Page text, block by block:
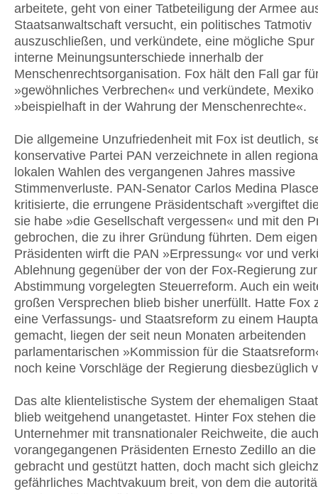
arbeitete, geht von einer Tatbeteiligung der Armee
Staatsanwaltschaft versucht, ein politisches Tatmotiv
auszuschließen, und verkündete, eine mögliche Spur
interne Meinungsunterschiede innerhalb der
Menschenrechtsorganisation. Fox hält den Fall gar
»gewöhnliches Verbrechen« und verkündete, Mexiko
»beispielhaft in der Wahrung der Menschenrechte«.
Die allgemeine Unzufriedenheit mit Fox ist deutlich,
konservative Partei PAN verzeichnete in allen
lokalen Wahlen des vergangenen Jahres massive
Stimmenverluste. PAN-Senator Carlos Medina
kritisierte, die errungene Präsidentschaft »vergiftet
sie habe »die Gesellschaft vergessen« und mit den
gebrochen, die zu ihrer Gründung führten. Dem
Präsidenten wirft die PAN »Erpressung« vor und
Ablehnung gegenüber der von der Fox-Regierung zur
Abstimmung vorgelegten Steuerreform. Auch ein
großen Versprechen blieb bisher unerfüllt. Hatte Fox
eine Verfassungs- und Staatsreform zu einem
gemacht, liegen der seit neun Monaten arbeitenden
parlamentarischen »Kommission für die
noch keine Vorschläge der Regierung diesbezüglich
Das alte klientelistische System der ehemaligen
blieb weitgehend unangetastet. Hinter Fox stehen
Unternehmer mit transnationaler Reichweite, die
vorangegangenen Präsidenten Ernesto Zedillo an
gebracht und gestützt hatten, doch macht sich
gefährliches Machtvakuum breit, von dem die